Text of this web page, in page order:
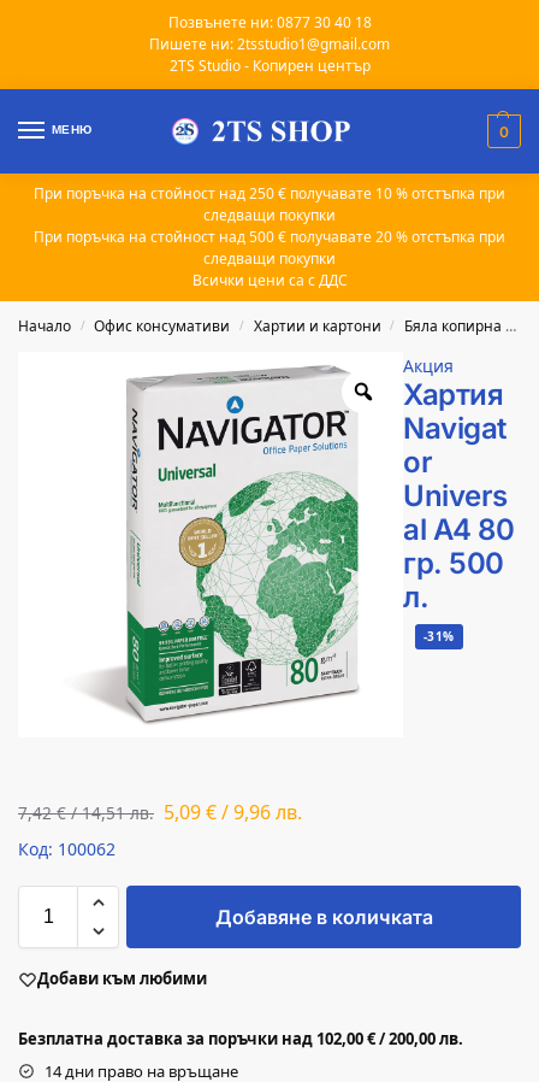
Позвънете ни: 0877 30 40 18
Пишете ни: 2tsstudio1@gmail.com
2TS Studio - Копирен център
МЕНЮ 0
При поръчка на стойност над 250 € получавате 10 % отстъпка при
следващи покупки
При поръчка на стойност над 500 € получавате 20 % отстъпка при
следващи покупки
Всички цени са с ДДС
Начало / Офис консумативи / Хартии и картони / Бяла копирна хартия
Акция
Хартия
Navigat
or
Univers
al A4 80
гр. 500
л.
7,42€ /14,51лв. 5,09€/9,96лв.
-31%
Код: 100062
Добавяне в количката
Добави към любими
Безплатна доставка за поръчки над 102,00 € / 200,00 лв.
14 дни право на връщане